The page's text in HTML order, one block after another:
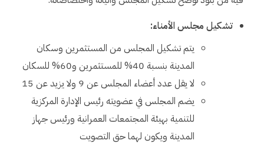
تشكيل مجلس الأمناء:
يتم تشكيل المجلس من المستثمرين وسكان
المدينة بنسبة 40% للمستثمرين و60% للسكان
لا يقل عدد أعضاء المجلس عن 9 ولا يزيد عن 15
يضم المجلس في عضويته رئيس الإدارة المركزية
للتنمية بهيئة المجتمعات العمرانية ورئيس جهاز
المدينة ويكون لهما حق التصويت